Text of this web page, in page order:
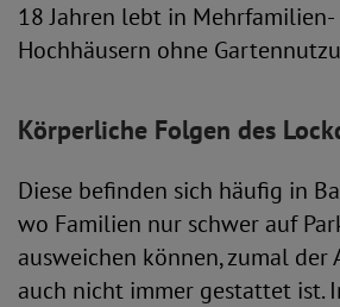
18 Jahren lebt in Mehrfamilien-
Hochhäusern ohne
Körperliche Folgen des
Diese befinden sich häufig in
wo Familien nur schwer auf
ausweichen können, zumal
auch nicht immer gestattet ist.